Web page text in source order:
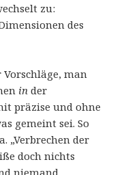
zu:
des
man
inder
präzise und ohne
gemeint sei. So
„Verbrechen der
doch nichts